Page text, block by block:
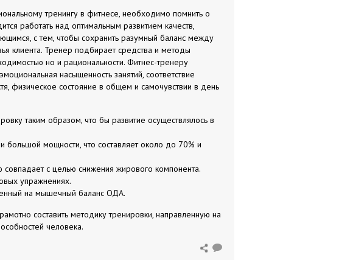
тренингу в фитнесе, необходимо помнить о
работать над оптимальным развитием качеств,
с тем, чтобы сохранить разумный баланс между
клиента. Тренер подбирает средства и методы
но и рациональности. Фитнес-тренеру
насыщенность занятий, соответствие
физическое состояние в общем и самочувствии в день
таким образом, что бы развитие осуществлялось в
большой мощности, что составляет около до 70% и
с целью снижения жирового компонента.
упражнениях.
на мышечный баланс ОДА.
составить методику тренировки, направленную на
человека.